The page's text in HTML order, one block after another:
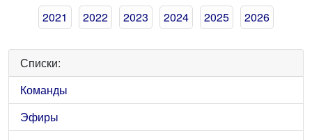
2021
2022 2023 2024 2025 2026
Списки:
Команды
Эфиры